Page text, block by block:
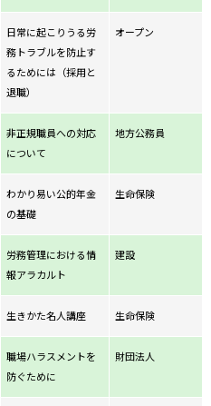
日常に起こりうる労
務トラブルを防止す
るためには（採用と
退職）
オープン
非正規職員への対応
について
地方公務員
わかり易い公的年金
の基礎
生命保険
労務管理における情
報アラカルト
建設
生きかた名人講座 生命保険
職場ハラスメントを
防ぐために
財団法人